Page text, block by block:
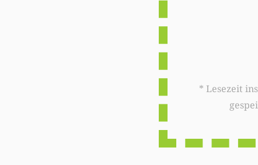
* Lesezeit insgesamt auf